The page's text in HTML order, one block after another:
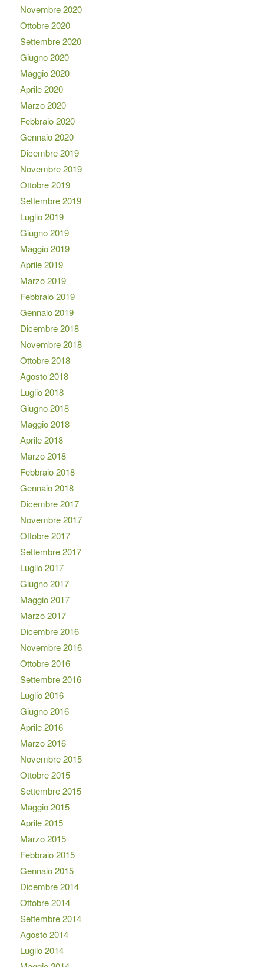
Novembre 2020
Ottobre 2020
Settembre 2020
Giugno 2020
Maggio 2020
Aprile 2020
Marzo 2020
Febbraio 2020
Gennaio 2020
Dicembre 2019
Novembre 2019
Ottobre 2019
Settembre 2019
Luglio 2019
Giugno 2019
Maggio 2019
Aprile 2019
Marzo 2019
Febbraio 2019
Gennaio 2019
Dicembre 2018
Novembre 2018
Ottobre 2018
Agosto 2018
Luglio 2018
Giugno 2018
Maggio 2018
Aprile 2018
Marzo 2018
Febbraio 2018
Gennaio 2018
Dicembre 2017
Novembre 2017
Ottobre 2017
Settembre 2017
Luglio 2017
Giugno 2017
Maggio 2017
Marzo 2017
Dicembre 2016
Novembre 2016
Ottobre 2016
Settembre 2016
Luglio 2016
Giugno 2016
Aprile 2016
Marzo 2016
Novembre 2015
Ottobre 2015
Settembre 2015
Maggio 2015
Aprile 2015
Marzo 2015
Febbraio 2015
Gennaio 2015
Dicembre 2014
Ottobre 2014
Settembre 2014
Agosto 2014
Luglio 2014